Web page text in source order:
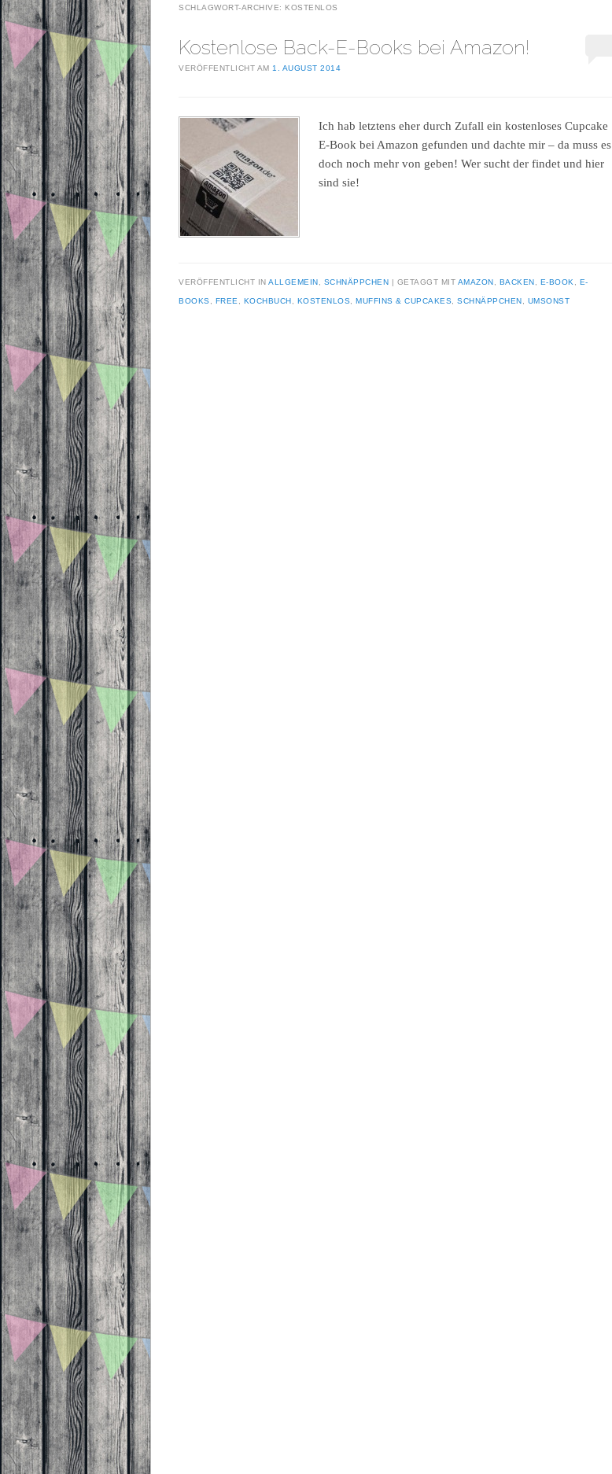
SCHLAGWORT-ARCHIVE: KOSTENLOS
Kostenlose Back-E-Books bei Amazon!
VERÖFFENTLICHT AM 1. AUGUST 2014
Ich hab letztens eher durch Zufall ein kostenloses Cupcake
E-Book bei Amazon gefunden und dachte mir – da muss es
doch noch mehr von geben! Wer sucht der findet und hier
sind sie!
VERÖFFENTLICHT IN ALLGEMEIN SCHNÄPPCHEN GETAGGT MIT AMAZON BACKEN E-BOOK E-
BOOKS FREE KOCHBUCH KOSTENLOS MUFFINS & CUPCAKES SCHNÄPPCHEN UMSONST